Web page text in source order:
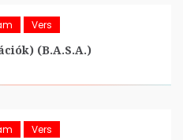
Vers
(B.A.S.A.)
Vers